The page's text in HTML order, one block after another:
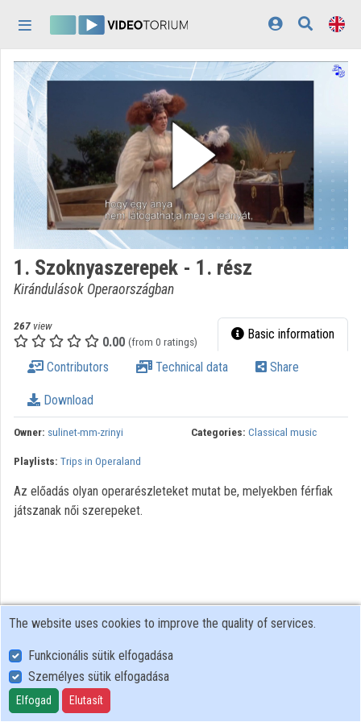
Home
Log In
Discovery
Categories
Playlists
Contributors
1. Szoknyaszerepek - 1. rész
Kirándulások Operaországban
267 view
0.00 (from 0 ratings) Basic information
Contributors Technical data Share
Download
Owner: sulinet-mm-zrinyi Categories: Classical music
Playlists: Trips in Operaland
Az előadás olyan operarészleteket mutat be, melyekben férfiak
játszanak női szerepeket.
User Policy
Adatkezelési tájékoztató (en)
Cookie Policy
The website uses cookies to improve the quality of services.
Funkcionális sütik elfogadása
Személyes sütik elfogadása
Elfogad Elutasít